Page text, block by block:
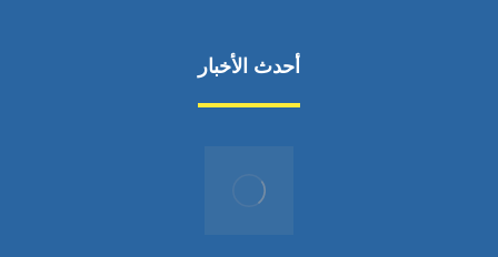
أحدث الأخبار